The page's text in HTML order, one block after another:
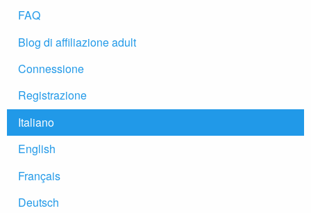
FAQ
Blog di affiliazione adult
Connessione
Registrazione
Italiano
English
Français
Deutsch